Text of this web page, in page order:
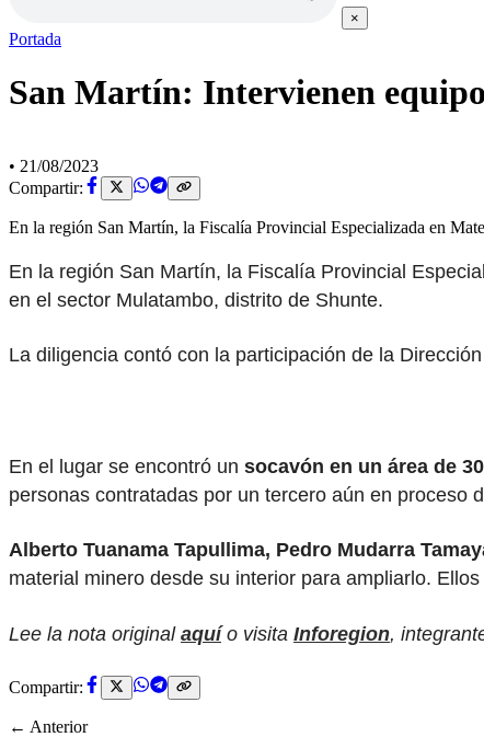
×
Portada
San Martín: Intervienen
• 21/08/2023
Compartir:
En la región San Martín, la Fiscalía Provincial Especializada en
En la región San Martín, la Fiscalía Provincial
en el sector Mulatambo, distrito de Shunte.
La diligencia contó con la participación de la
En el lugar se encontró un socavón en un área de
personas contratadas por un tercero aún en proceso
Alberto Tuanama Tapullima, Pedro Mudarra
material minero desde su interior para ampliarlo.
Lee la nota original aquío visita Inforegion,
Compartir:
← Anterior